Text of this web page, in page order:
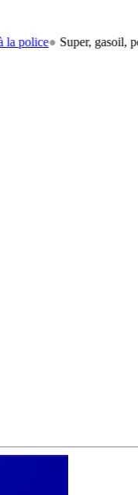
Super, gasoil, pétrole